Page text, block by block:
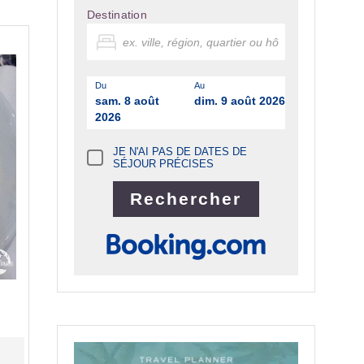
Destination
Du
sam. 8 août
2026
Au
dim. 9 août 2026
JE N'AI PAS DE DATES DE
SÉJOUR PRÉCISES